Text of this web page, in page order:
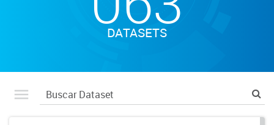
DATASETS